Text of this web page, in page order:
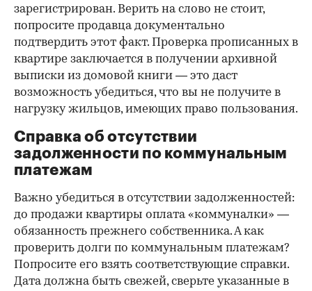
зарегистрирован. Верить на слово не стоит,
попросите продавца документально
подтвердить этот факт. Проверка прописанных в
квартире заключается в получении архивной
выписки из домовой книги — это даст
возможность убедиться, что вы не получите в
нагрузку жильцов, имеющих право пользования.
Справка об отсутствии
задолженности по коммунальным
платежам
Важно убедиться в отсутствии задолженностей:
до продажи квартиры оплата «коммуналки» —
обязанность прежнего собственника. А как
проверить долги по коммунальным платежам?
Попросите его взять соответствующие справки.
Дата должна быть свежей, сверьте указанные в